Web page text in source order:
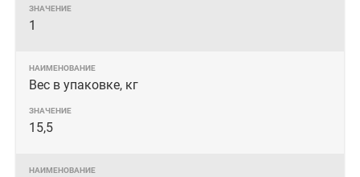
1
Вес в упаковке, кг
15,5